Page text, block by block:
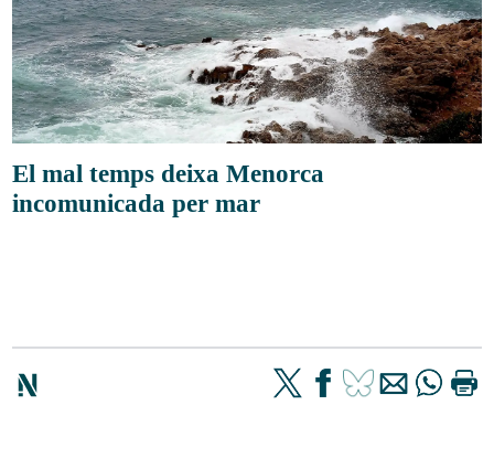
El mal temps deixa Menorca
incomunicada per mar